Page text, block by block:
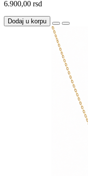
6.900,00 rsd
Dodaj u korpu